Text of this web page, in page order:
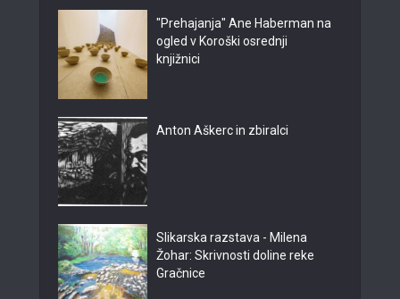
"Prehajanja" Ane Haberman na
ogled v Koroški osrednji
knjižnici
Anton Aškerc in zbiralci
Slikarska razstava - Milena
Žohar: Skrivnosti doline reke
Gračnice